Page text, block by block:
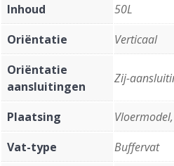
Inhoud
50L
Oriëntatie
Verticaal
Oriëntatie
aansluitingen
Zij-
Plaatsing
Vat-type
Buffervat